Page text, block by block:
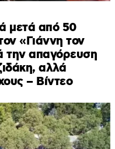
μετά από 50
«Γιάννη τον
την απαγόρευση
αλλά
– Βίντεο